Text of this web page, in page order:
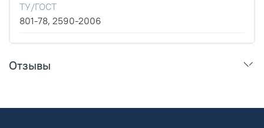
ТУ/ГОСТ
801-78, 2590-2006
Отзывы